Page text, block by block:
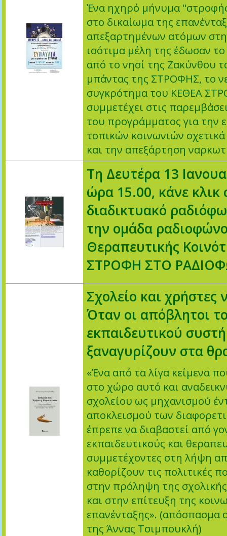
Ένα ηχηρό μήνυμα
στο δικαίωμα της
απεξαρτημένων ατόμων
ισότιμα μέλη της έδωσαν
από το νησί της Ζακύνθου
μπάντας της ΣΤΡΟΦΗΣ, το
συγκρότημα του ΚΕΘΕΑ
συμμετέχει στις
του προγράμματος για την
τοπικών κοινωνιών
και την απεξάρτηση
Τη Δευτέρα 13
ώρα 15.00, κάνε κλικ
διαδικτυακό
την ομάδα
Θεραπευτικής
ΣΤΡΟΦΗ ΣΤΟ
Σχολείο και
Όταν οι απόβλητοι
εκπαιδευτικού
ξαναγυρίζουν στα
«Ένα από τα λίγα κείμενα
στο χώρο αυτό και
σχολείου ως μηχανισμού
αποκλεισμού των
έπρεπε να διαβαστεί από
εκπαιδευτικούς και
συμμετέχοντες στη λήψη
καθορίζουν τις πολιτικές
στην πρόληψη της
και στην επίτευξη της
επανένταξης». (απόσπασμα
της Άννας Τσιμπουκλή)